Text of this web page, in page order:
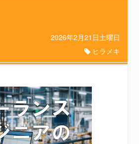
2026年2月21日土曜日
ヒラメキ